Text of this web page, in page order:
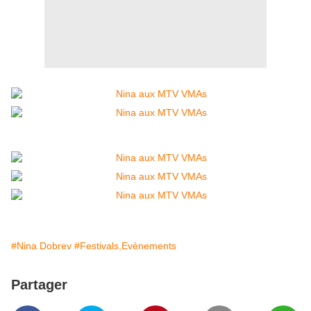
#Nina Dobrev #Festivals,Evènements
Partager